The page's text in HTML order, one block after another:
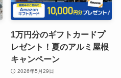
1万円分のギフトカードプ
レゼント！夏のアルミ屋根
キャンペーン
2026年5月29日